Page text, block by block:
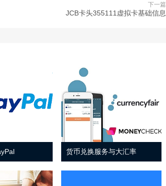
下一篇
JCB卡头355111虚拟卡基础信息
货币兑换服务与大汇率